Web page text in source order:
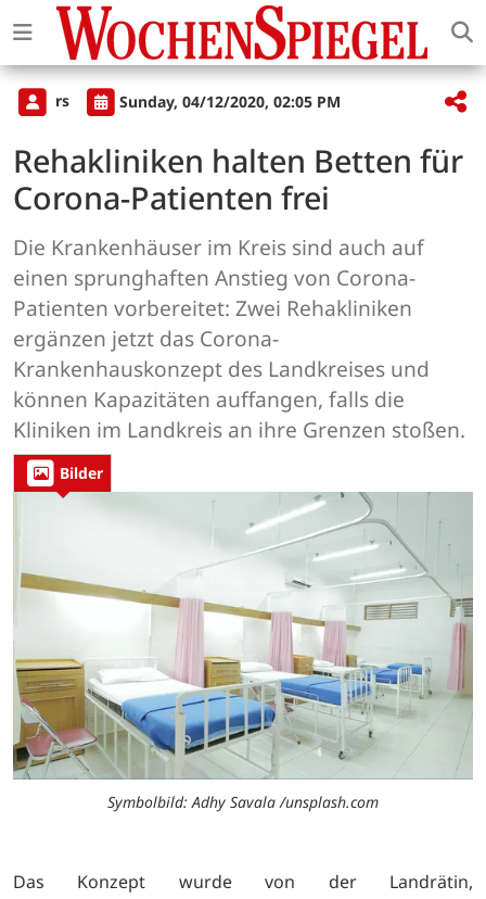
rs Sunday, 04/12/2020, 02:05 PM
Rehakliniken halten Betten für
Corona-Patienten frei
Die Krankenhäuser im Kreis sind auch auf
einen sprunghaften Anstieg von Corona-
Patienten vorbereitet: Zwei Rehakliniken
ergänzen jetzt das Corona-
Krankenhauskonzept des Landkreises und
können Kapazitäten auffangen, falls die
Kliniken im Landkreis an ihre Grenzen stoßen.
Bilder
Symbolbild: Adhy Savala /unsplash.com
Das Konzept wurde von der Landrätin,